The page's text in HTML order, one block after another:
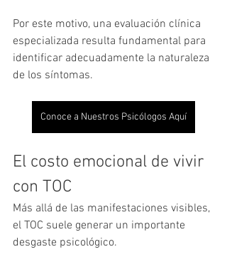
Por este motivo, una evaluación clínica
especializada resulta fundamental para
identificar adecuadamente la naturaleza
de los síntomas.
Conoce a Nuestros Psicólogos Aquí
El costo emocional de vivir
con TOC
Más allá de las manifestaciones visibles,
el TOC suele generar un importante
desgaste psicológico.